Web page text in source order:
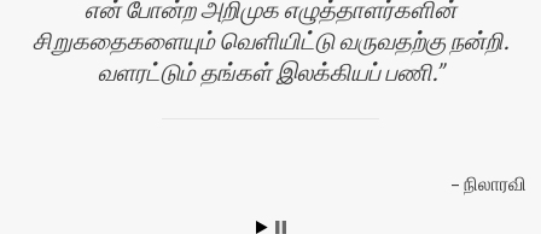
என் போன்ற அறிமுக எழுத்தாளர்களின்
சிறுகதைகளையும் வெளியிட்டு வருவதற்கு நன்றி.
வளரட்டும் தங்கள் இலக்கியப் பணி.
நிலாரவி